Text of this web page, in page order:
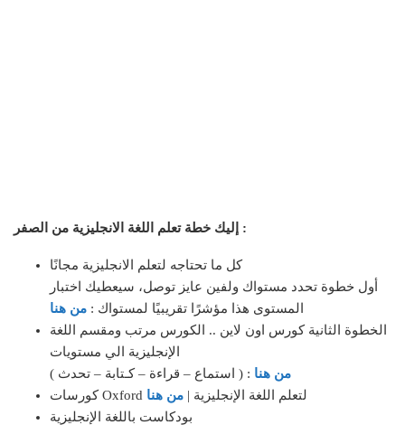
إليك خطة تعلم اللغة الانجليزية من الصفر :
كل ما تحتاجه لتعلم الانجليزية مجانًا
أول خطوة تحدد مستواك ولفين عايز توصل، سيعطيك اختبار
المستوى هذا مؤشرًا تقريبيًا لمستواك : من هنا
الخطوة الثانية كورس اون لاين .. الكورس مرتب ومقسم اللغة
الإنجليزية الي مستويات
( استماع – قراءة – كـتابة – تحدث ) : من هنا
كورسات Oxford لتعلم اللغة الإنجليزية | من هنا
بودكاست باللغة الإنجليزية